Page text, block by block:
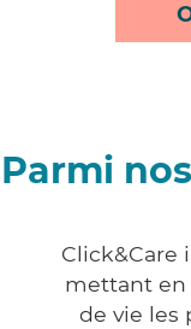
Parmi
Click&Care
mettant en
de vie les